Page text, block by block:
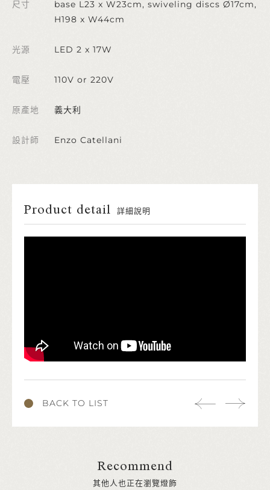
尺寸
base L23 x W23cm, swiveling discs Ø17cm,
H198 x W44cm
光源 LED 2 x 17W
電壓 110V or 220V
原產地 義大利
設計師 Enzo Catellani
Product detail 詳細說明
BACK TO LIST
Recommend
其他人也正在瀏覽燈飾